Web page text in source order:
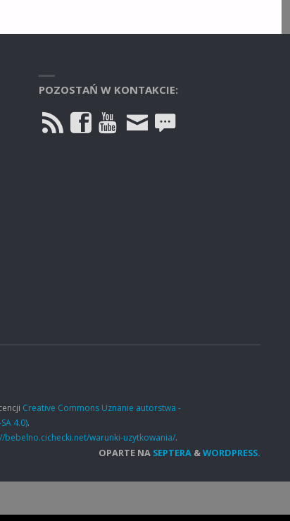
POZOSTAŃ W KONTAKCIE:
Creative Commons Uznanie autorstwa -
4.0).
bebelno.cichecki.net/warunki-uzytkowania/.
OPARTE NA SEPTERA &WORDPRESS.